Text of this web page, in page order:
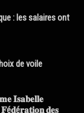
: les salaires ont
de voile
𝐝𝐞𝐬